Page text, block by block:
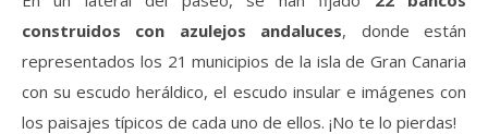
construidos con azulejos andaluces, donde están
representados los 21 municipios de la isla de Gran Canaria
con su escudo heráldico, el escudo insular e imágenes con
los paisajes típicos de cada uno de ellos. ¡No te lo pierdas!